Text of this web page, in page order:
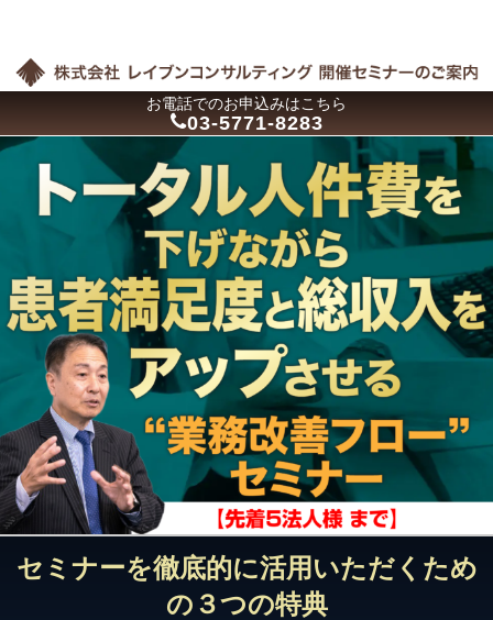
お電話でのお申込みはこちら
03-5771-8283
セミナーを徹底的に活用いただくため
の３つの特典